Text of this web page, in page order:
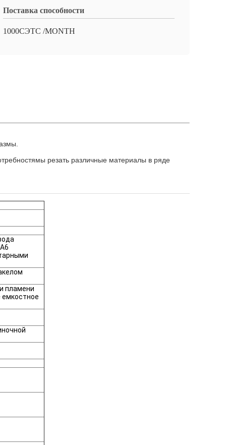
Поставка способности
1000СЭТС /MONTH
резать различные материалы в ряде
пламени